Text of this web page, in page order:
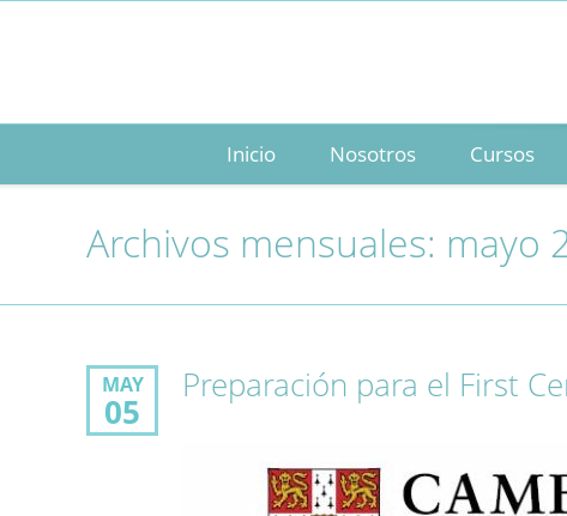
Inicio Nosotros Cursos
Archivos mensuales: mayo
MAY
05
Preparación para el First